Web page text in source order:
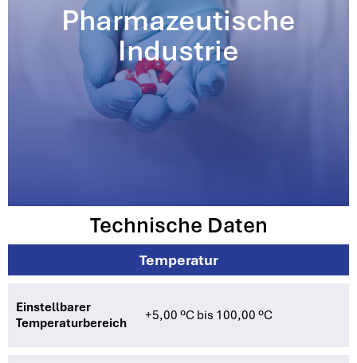
Pharmazeutische
Industrie
Technische Daten
Temperatur
Einstellbarer
Temperaturbereich
+5,00 ºC bis 100,00 ºC